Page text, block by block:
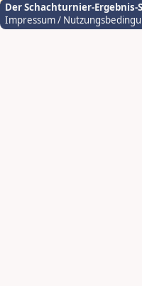
Der Schachturnier-Ergebnis-
Impressum /